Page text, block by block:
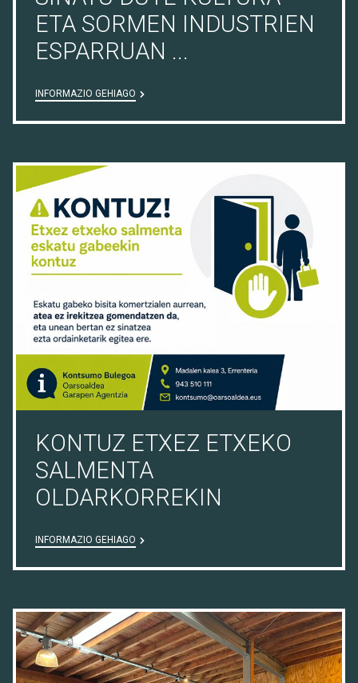
ETA SORMEN INDUSTRIEN
ESPARRUAN ...
INFORMAZIO GEHIAGO
08/07/26
KONTUZ ETXEZ ETXEKO
SALMENTA
OLDARKORREKIN
INFORMAZIO GEHIAGO
03/07/26